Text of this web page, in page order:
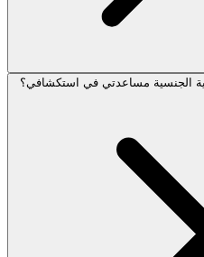
الجنسية مساعدتي في استكشافي؟